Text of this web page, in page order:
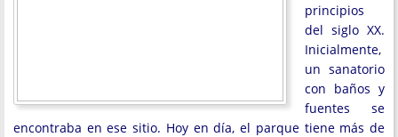
principios
del siglo XX.
Inicialmente,
un sanatorio
con baños y
fuentes se
encontraba en ese sitio. Hoy en día, el parque tiene más de